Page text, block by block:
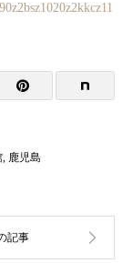
, 鹿児島